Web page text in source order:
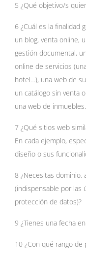
5 ¿Qué objetivo/s
6 ¿Cuál es la finalidad
un blog, venta online,
gestión documental,
online de servicios
hotel…), una web de
un catálogo sin venta
una web de
7 ¿Qué sitios web
En cada ejemplo,
diseño o sus
8 ¿Necesitas dominio,
(indispensable por las
protección de datos)?
9 ¿Tienes una fecha
10 ¿Con qué rango